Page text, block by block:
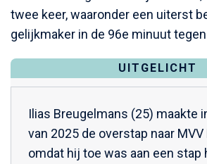
twee keer, waaronder een uiterst
gelijkmaker in de 96e minuut
UITGELICHT
Ilias Breugelmans (25) maakte
van 2025 de overstap naar
omdat hij toe was aan een stap